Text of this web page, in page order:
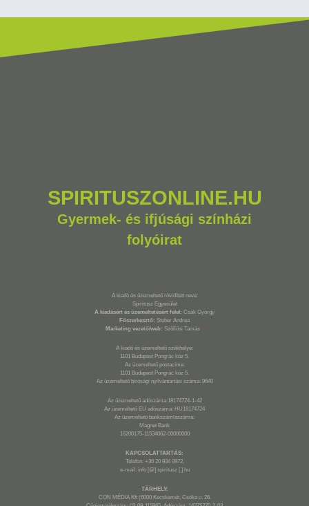
SPIRITUSZONLINE.HU
Gyermek- és ifjúsági színházi
folyóirat
A kiadó és üzemeltető rövidített neve:
Spiritusz Egyesület
A kiadásért és üzemeltetésért felel: Csák György
Főszerkesztő: Stuber Andrea
Marketing vezető/web: Szöllősi Tamás *
A kiadó és üzemeltető székhelye:
1101 Budapest Pongrác köz 5.
Az üzemeltető postacíme:
1101 Budapest Pongrác köz 5.
Az üzemeltető bírósági nyilvántartási száma: 9640
Az üzemeltető adószáma:18174724-1-42
Az üzemeltető EU adószáma: HU18174724
Az üzemeltető bankszámlaszáma:
Magnet Bank
16200175-11534062-00000000
KAPCSOLATTARTÁS:
Telefon: +36 20 934 0972,
e-mail: info [@] spiritusz [.] hu
TÁRHELY:
CON MÉDIA Kft (6000 Kecskemét, Csóka u. 26.